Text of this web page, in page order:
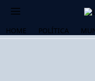
HOME POLÍTICA